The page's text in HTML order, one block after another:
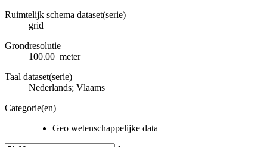
Ruimtelijk schema dataset(serie)
grid
Grondresolutie
100.00 meter
Taal dataset(serie)
Nederlands; Vlaams
Categorie(en)
Geo wetenschappelijke data